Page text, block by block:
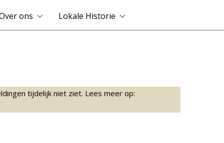
ons Lokale Historie
tijdelijk niet ziet. Lees meer op: